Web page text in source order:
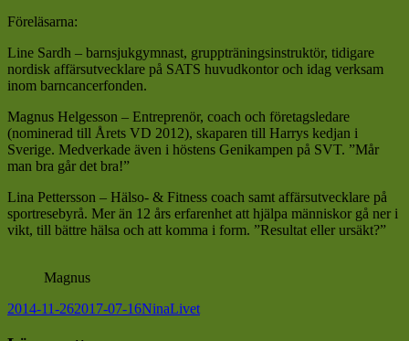
Föreläsarna:
Line Sardh – barnsjukgymnast, gruppträningsinstruktör, tidigare
nordisk affärsutvecklare på SATS huvudkontor och idag verksam
inom barncancerfonden.
Magnus Helgesson – Entreprenör, coach och företagsledare
(nominerad till Årets VD 2012), skaparen till Harrys kedjan i
Sverige. Medverkade även i höstens Genikampen på SVT. ”Mår
man bra går det bra!”
Lina Pettersson – Hälso- & Fitness coach samt affärsutvecklare på
sportresebyrå. Mer än 12 års erfarenhet att hjälpa människor gå ner i
vikt, till bättre hälsa och att komma i form. ”Resultat eller ursäkt?”
Magnus
Postat
2014-11-262017-07-16Författare
NinaKategorier
Livet